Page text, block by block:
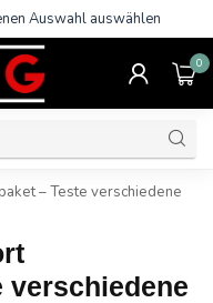
Auswahl auswählen
0
– Teste verschiedene
verschiedene